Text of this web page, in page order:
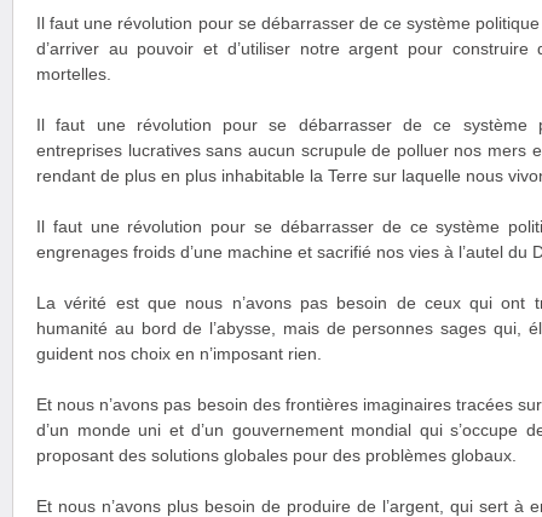
Il faut une révolution pour se débarrasser de ce système
d’arriver au pouvoir et d’utiliser notre argent pour
mortelles.
Il faut une révolution pour se débarrasser de ce système
entreprises lucratives sans aucun scrupule de polluer nos mers
rendant de plus en plus inhabitable la Terre sur laquelle nous
Il faut une révolution pour se débarrasser de ce système
engrenages froids d’une machine et sacrifié nos vies à l’autel du
La vérité est que nous n’avons pas besoin de ceux qui ont
humanité au bord de l’abysse, mais de personnes sages qui,
guident nos choix en n’imposant rien.
Et nous n’avons pas besoin des frontières imaginaires tracées
d’un monde uni et d’un gouvernement mondial qui s’occupe
proposant des solutions globales pour des problèmes globaux.
Et nous n’avons plus besoin de produire de l’argent, qui sert à